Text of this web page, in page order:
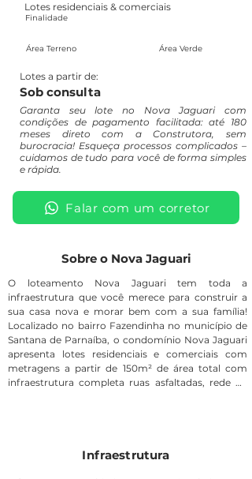
Lotes residenciais & comerciais
Finalidade
Área Terreno Área Verde
Lotes a partir de:
Sob consulta
Garanta seu lote no Nova Jaguari com
condições de pagamento facilitada: até 180
meses direto com a Construtora, sem
burocracia! Esqueça processos complicados –
cuidamos de tudo para você de forma simples
e rápida.
Falar com um corretor
Sobre o Nova Jaguari
O loteamento Nova Jaguari tem toda a
infraestrutura que você merece para construir a
sua casa nova e morar bem com a sua família!
Localizado no bairro Fazendinha no município de
Santana de Parnaíba, o condomínio Nova Jaguari
apresenta lotes residenciais e comerciais com
metragens a partir de 150m² de área total com
infraestrutura completa ruas asfaltadas, rede de
família, quadra poliesportiva, quadra de futebol
Infraestrutura